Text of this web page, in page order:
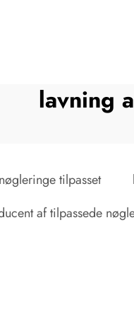
lavning
tilpasset
af tilpassede